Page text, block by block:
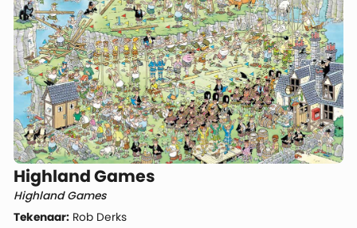
Highland Games
Highland Games
Tekenaar: Rob Derks